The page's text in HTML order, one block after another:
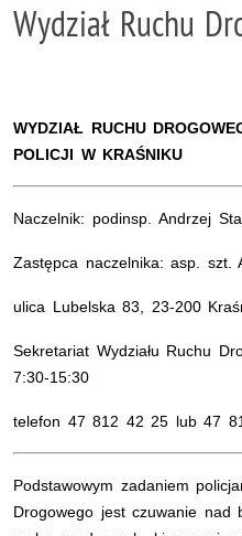
Wydział Ruchu
WYDZIAŁ RUCHU
POLICJI W KRAŚNIKU
Naczelnik: podinsp. Andrzej
Zastępca naczelnika:asp. szt.
ulica Lubelska 83, 23-200
Sekretariat Wydziału Ruchu
7:30-15:30
telefon 47 812 42 25 lub 47
Podstawowym zadaniem
Drogowego jest czuwanie nad